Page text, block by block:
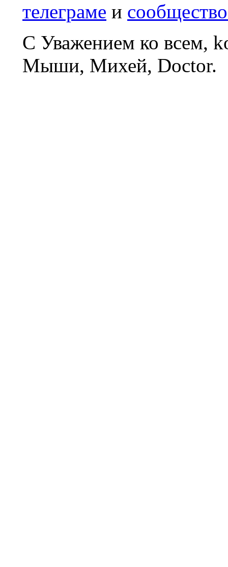
телеграме и
С Уважением ко всем,
Мыши, Михей, Doctor.